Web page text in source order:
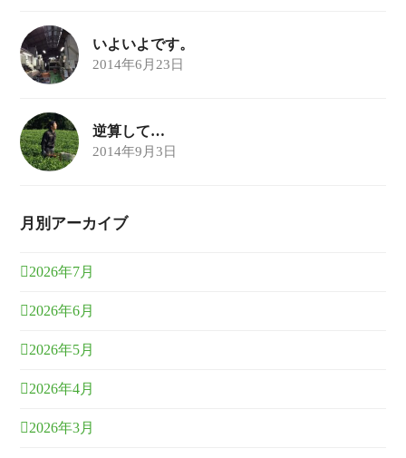
いよいよです。
2014年6月23日
逆算して…
2014年9月3日
月別アーカイブ
2026年7月
2026年6月
2026年5月
2026年4月
2026年3月